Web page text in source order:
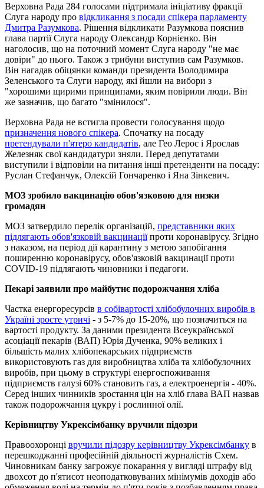
Верховна Рада 284 голосами підтримала ініціативу фракції
Слуга народу про відкликання з посади спікера парламенту
Дмитра Разумкова. Рішення відкликати Разумкова пояснив
глава партії Слуга народу Олександр Корнієнко. Він
наголосив, що на поточний момент Слуга народу "не має
довіри" до нього. Також з трибуни виступив сам Разумков.
Він нагадав обіцянки команди президента Володимира
Зеленського та Слуги народу, які йшли на вибори з
"хорошими щирими принципами, яким повірили люди. Він
же зазначив, що багато "змінилося".
Верховна Рада не встигла провести голосування щодо
призначення нового спікера. Спочатку на посаду
претендували п'ятеро кандидатів, але Гео Лерос і Ярослав
Железняк свої кандидатури зняли. Перед депутатами
виступили і відповіли на питання інші претенденти на посаду:
Руслан Стефанчук, Олексій Гончаренко і Яна Зінкевич.
МОЗ зробило вакцинацію обов'язковою для низки
громадян
МОЗ затвердило перелік організацій, представники яких
підлягають обов'язковій вакцинаціїпроти коронавірусу. Згідно
з наказом, на період дії карантину з метою запобігання
поширенню коронавірусу, обов'язковій вакцинації проти
COVID-19 підлягають чиновники і педагоги.
Пекарі заявили про майбутнє подорожчання хліба
Частка енергоресурсів в собівартості хлібобулочних виробів в
Україні зросте утричі - з 5-7% до 15-20%, що позначиться на
вартості продукту. За даними президента Всеукраїнської
асоціації пекарів (ВАП) Юрія Дученка, 90% великих і
більшість малих хлібопекарських підприємств
використовують газ для виробництва хліба та хлібобулочних
виробів, при цьому в структурі енергоспоживання
підприємств галузі 60% становить газ, а електроенергія - 40%.
Серед інших чинників зростання цін на хліб глава ВАП назвав
також подорожчання цукру і рослинної олії.
Керівництву Укрексімбанку вручили підозри
Правоохоронці вручили підозру керівництву Укрексімбанку в
перешкоджанні професійній діяльності журналістів Схем.
Чиновникам банку загрожує покарання у вигляді штрафу від
двохсот до п'ятисот неоподатковуваних мінімумів доходів або